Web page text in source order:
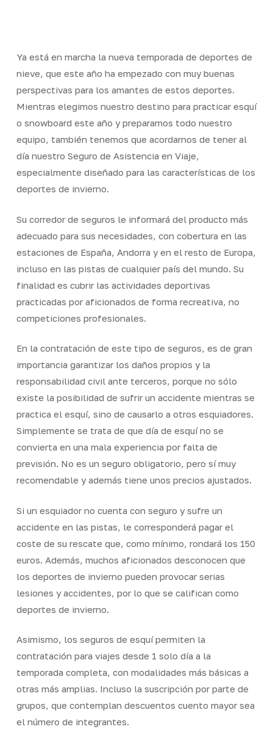
contentYa está en marcha la nueva temporada de deportes de
nieve, que este año ha empezado con muy buenas
perspectivas para los amantes de estos deportes.
Mientras elegimos nuestro destino para practicar esquí
o snowboard este año y preparamos todo nuestro
equipo, también tenemos que acordarnos de tener al
día nuestro Seguro de Asistencia en Viaje,
especialmente diseñado para las características de los
deportes de invierno.
Su corredor de seguros le informará del producto más
adecuado para sus necesidades, con cobertura en las
estaciones de España, Andorra y en el resto de Europa,
incluso en las pistas de cualquier país del mundo. Su
finalidad es cubrir las actividades deportivas
practicadas por aficionados de forma recreativa, no
competiciones profesionales.
En la contratación de este tipo de seguros, es de gran
importancia garantizar los daños propios y la
responsabilidad civil ante terceros, porque no sólo
existe la posibilidad de sufrir un accidente mientras se
practica el esquí, sino de causarlo a otros esquiadores.
Simplemente se trata de que día de esquí no se
convierta en una mala experiencia por falta de
previsión. No es un seguro obligatorio, pero sí muy
recomendable y además tiene unos precios ajustados.
Si un esquiador no cuenta con seguro y sufre un
accidente en las pistas, le corresponderá pagar el
coste de su rescate que, como mínimo, rondará los 150
euros. Además, muchos aficionados desconocen que
los deportes de invierno pueden provocar serias
lesiones y accidentes, por lo que se califican como
deportes de invierno.
Asimismo, los seguros de esquí permiten la
contratación para viajes desde 1 solo día a la
temporada completa, con modalidades más básicas a
otras más amplias. Incluso la suscripción por parte de
grupos, que contemplan descuentos cuento mayor sea
el número de integrantes.
Menu